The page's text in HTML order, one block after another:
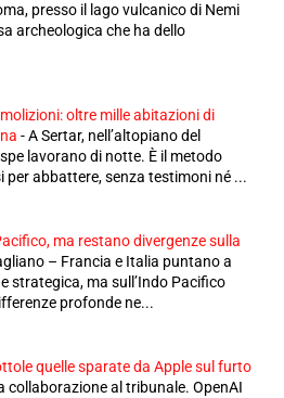
presso il lago vulcanico di Nemi
archeologica che ha dello
oltre mille abitazioni di
-A Sertar, nell’altopiano del
lavorano di notte. È il metodo
per abbattere, senza testimoni né ...
ma restano divergenze sulla
– Francia e Italia puntano a
strategica, ma sull’Indo Pacifico
profonde ne...
quelle sparate da Apple sul furto
collaborazione al tribunale. OpenAI